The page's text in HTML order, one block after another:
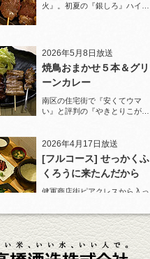
火』。初夏の『銀しろ』ハイボ
2026年5月8日放送
焼鳥おまかせ５本＆グリ
ーンカレー
南区の住宅街で『安くてウマ
い』と評判の『やきとりこがめ
ジューシー！
2026年4月17日放送
[フルコース] せっかくふ
くろうに来たんだから
健軍商店街ピアクレスから入っ
はんや ふくろう』。
2026年3月27日放送
ポテトサラダ＆油淋鶏